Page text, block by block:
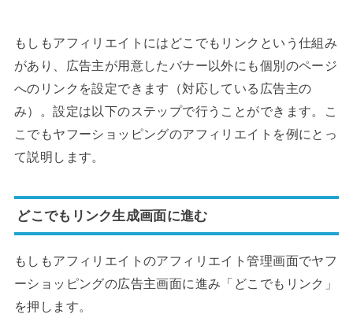
もしもアフィリエイトにはどこでもリンクという仕組み
があり、広告主が用意したバナー以外にも個別のページ
へのリンクを設定できます（対応している広告主の
み）。設定は以下のステップで行うことができます。こ
こでもヤフーショッピングのアフィリエイトを例にとっ
て説明します。
どこでもリンク生成画面に進む
もしもアフィリエイトのアフィリエイト管理画面でヤフ
ーショッピングの広告主画面に進み「どこでもリンク」
を押します。